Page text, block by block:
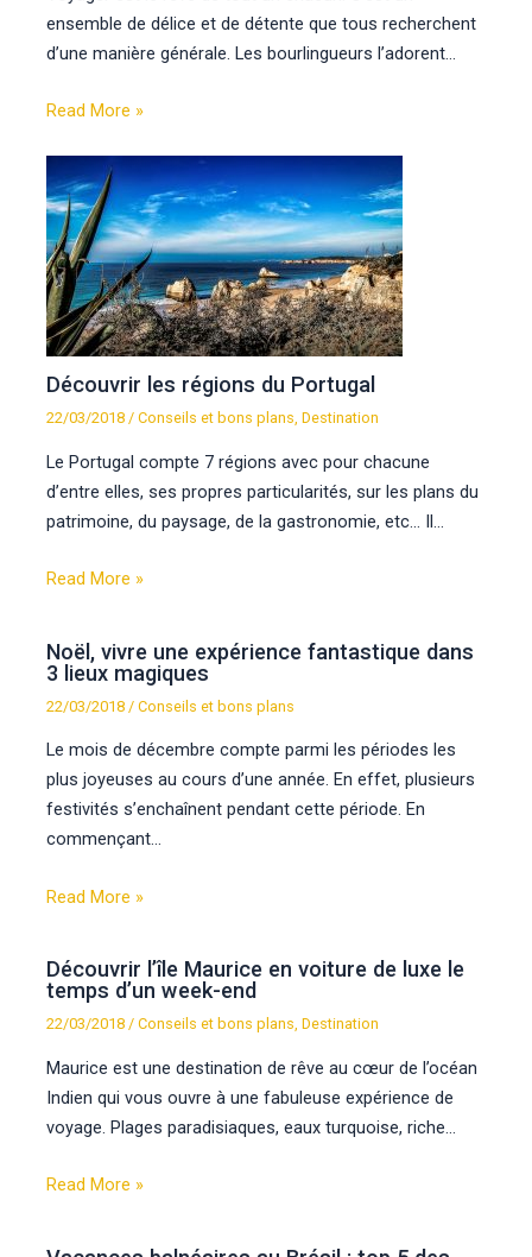
ensemble de délice et de détente que tous recherchent
d’une manière générale. Les bourlingueurs l’adorent…
Read More »
Découvrir les régions du Portugal
22/03/2018/Conseils et bons plans,Destination
Le Portugal compte 7 régions avec pour chacune
d’entre elles, ses propres particularités, sur les plans du
patrimoine, du paysage, de la gastronomie, etc… Il…
Read More »
Noël, vivre une expérience fantastique dans
3 lieux magiques
22/03/2018 /Conseils et bons plans
Le mois de décembre compte parmi les périodes les
plus joyeuses au cours d’une année. En effet, plusieurs
festivités s’enchaînent pendant cette période. En
commençant…
Read More »
Découvrir l’île Maurice en voiture de luxe le
temps d’un week-end
22/03/2018/Conseils et bons plans,Destination
Maurice est une destination de rêve au cœur de l’océan
Indien qui vous ouvre à une fabuleuse expérience de
voyage. Plages paradisiaques, eaux turquoise, riche…
Read More »